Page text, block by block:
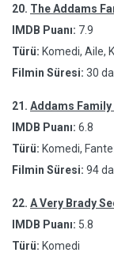
20. The Addams
IMDB Puanı: 7.9
Türü: Komedi, Aile,
Filmin Süresi: 30
21. Addams Family
IMDB Puanı: 6.8
Türü: Komedi,
Filmin Süresi: 94
22. A Very Brady
IMDB Puanı: 5.8
Türü: Komedi